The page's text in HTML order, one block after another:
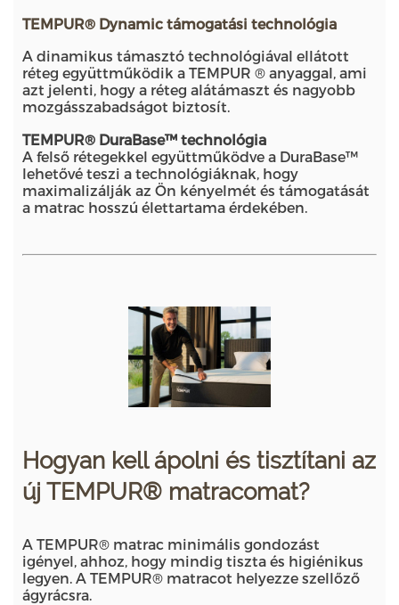
TEMPUR® Dynamic támogatási technológia
A dinamikus támasztó technológiával ellátott
réteg együttműködik a TEMPUR ® anyaggal, ami
azt jelenti, hogy a réteg alátámaszt és nagyobb
mozgásszabadságot biztosít.
TEMPUR® DuraBase™ technológia
A felső rétegekkel együttműködve a DuraBase™
lehetővé teszi a technológiáknak, hogy
maximalizálják az Ön kényelmét és támogatását
a matrac hosszú élettartama érdekében.
Hogyan kell ápolni és tisztítani az
új TEMPUR® matracomat?
A TEMPUR® matrac minimális gondozást
igényel, ahhoz, hogy mindig tiszta és higiénikus
legyen. A TEMPUR® matracot helyezze szellőző
ágyrácsra.